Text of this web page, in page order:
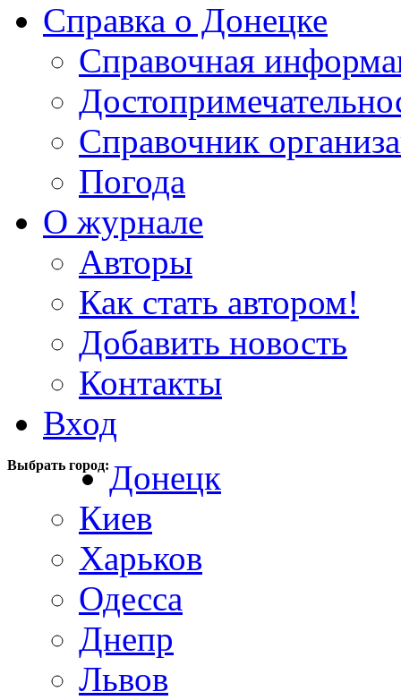
Справка о Донецке
Справочная
Справочник
Погода
О журнале
Авторы
Как стать автором!
Добавить новость
Контакты
Вход
Выбрать город:Донецк
Киев
Харьков
Одесса
Днепр
Львов